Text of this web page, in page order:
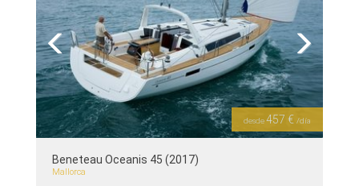
Previous Next
desde457 € /día
Beneteau Oceanis 45 (2017)
Mallorca